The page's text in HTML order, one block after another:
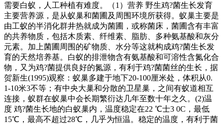
需要白蚁，人工种植有难度。（1）营养 野生鸡?菌生长发育
主要营养源，是从蚁巢和菌圃及周围环境所获得。蚁巢主要是
由工蚁的半消化群井热就成为菌圃，或称菌床，菌圃含有丰富
的共养物质，包括木质素、纤维素、脂肪、多种氨基酸和灰分
元素。加上菌圃周围的矿物质、水分等这就构成鸡?菌生长发
育的天然培养基。白蚁的排泄物含有氨基酸和可溶性含氮化合
物，又为鸡?菌提供良好的氮源，有利于鸡?菌菌丝的生长，据
贺新生(1995)观察：蚁巢多建于地下20-100厘米处，体积从0.
1-10米3不等；有中央大巢和分散的卫星巢，之间有蚁道相互
连接，蚁群在蚁巢中会长期繁衍达几年至数十年之久。(2)温
度 鸡?菌生长地的白蚁巢内，温度稳定在22 ℃士3 0C，最低
15℃，最高不超过28℃，几乎为恒温。稳定的温度，有利于菌